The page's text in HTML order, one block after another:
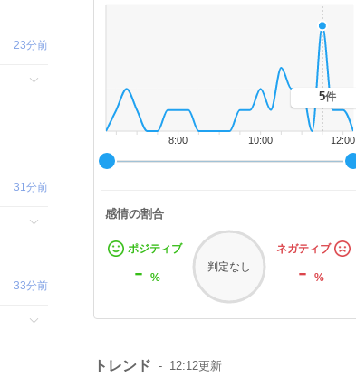
23分前
31分前
33分前
12:00
10:00
8:00
5件
感情の割合
ポジティブ
- %
判定なし
ネガティブ
-%
トレンド 12:12更新